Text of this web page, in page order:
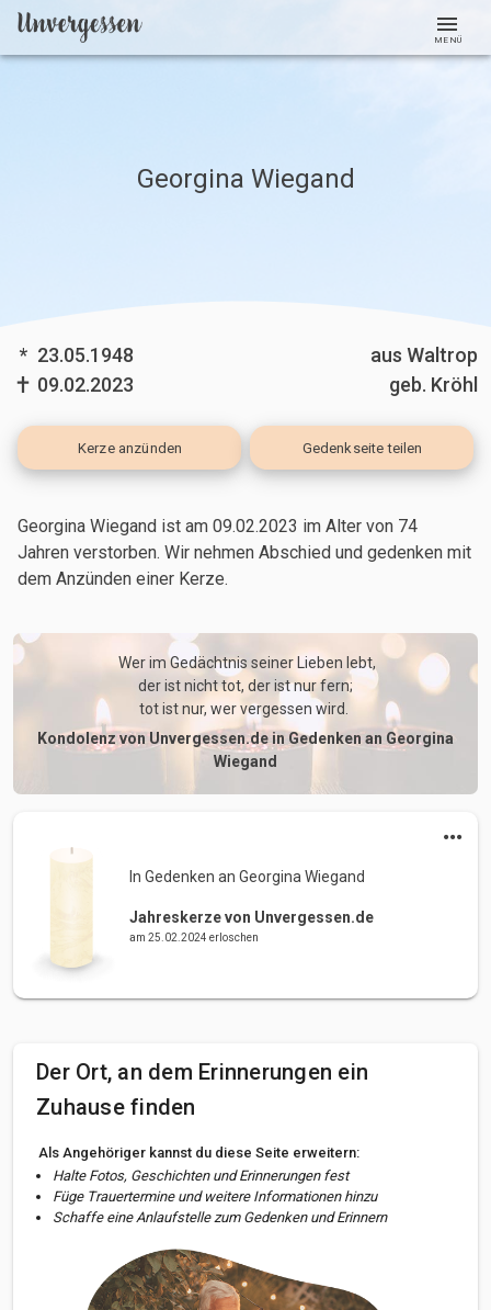
MENÜ
Georgina Wiegand
* 23.05.1948
09.02.2023
aus Waltrop
geb. Kröhl
Kerze anzünden Gedenkseite teilen
Georgina Wiegand ist am 09.02.2023 im Alter von 74
Jahrenverstorben. Wir nehmen Abschied und gedenken mit
dem Anzünden einer Kerze.
Wer im Gedächtnis seiner Lieben lebt,
der ist nicht tot, der ist nur fern;
tot ist nur, wer vergessen wird.
Kondolenz von Unvergessen.de in Gedenken an Georgina
Wiegand
In Gedenken an Georgina Wiegand
Jahreskerze von Unvergessen.de
am 25.02.2024 erloschen
Der Ort, an dem Erinnerungen ein
Zuhause finden
Als Angehöriger kannst du diese Seite erweitern:
Halte Fotos, Geschichten und Erinnerungen fest
Füge Trauertermine und weitere Informationen hinzu
Schaffe eine Anlaufstelle zum Gedenken und Erinnern